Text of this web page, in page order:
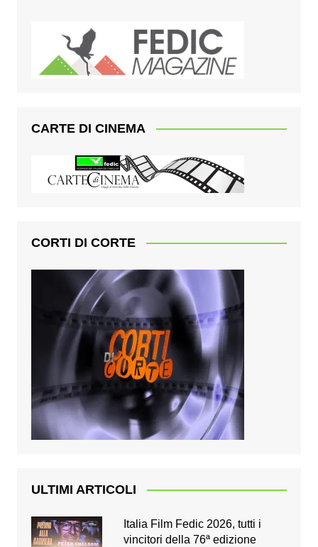
CARTE DI CINEMA
CORTI DI CORTE
ULTIMI ARTICOLI
Italia Film Fedic 2026, tutti i
vincitori della 76ª edizione